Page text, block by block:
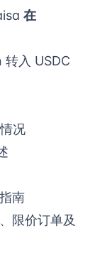
在
入 USDC
况
南
限价订单及